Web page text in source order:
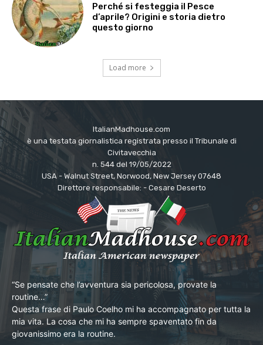
Perché si festeggia il Pesce
d’aprile? Origini e storia dietro
questo giorno
Load more
ItalianMadhouse.com
è una testata giornalistica registrata presso il Tribunale di
Civitavecchia
n. 544 del 19/05/2022
USA - Walnut Street, Norwood, New Jersey 07648
Direttore responsabile: - Cesare Deserto
“Se pensate che l’avventura sia pericolosa, provate la
routine…”
Questa frase di Paulo Coelho mi ha accompagnato per tutta la
mia vita. La cosa che mi ha sempre spaventato fin da
giovanissimo era la routine.